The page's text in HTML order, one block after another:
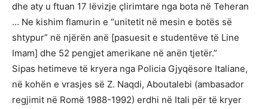
dhe aty u ftuan 17 lëvizje çlirimtare nga bota në Teheran
… Ne kishim flamurin e “unitetit në mesin e botës së
shtypur” në njërën anë [pasuesit e studentëve të Line
Imam] dhe 52 pengjet amerikane në anën tjetër.”
Sipas hetimeve të kryera nga Policia Gjyqësore Italiane,
në kohën e vrasjes së Z. Naqdi, Aboutalebi (ambasador
regjimit në Romë 1988-1992) erdhi në Itali për të kryer